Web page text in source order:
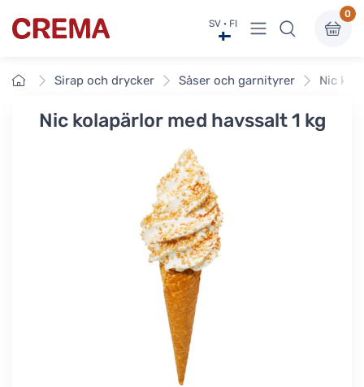
Crema SV · FI Visa undermeny
0
Framsidan
Sirap och drycker Såser och garnityrer Nic
Nic kolapärlor med havssalt 1 kg